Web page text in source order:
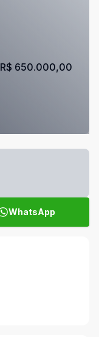
R$ 650.000,00
WhatsApp